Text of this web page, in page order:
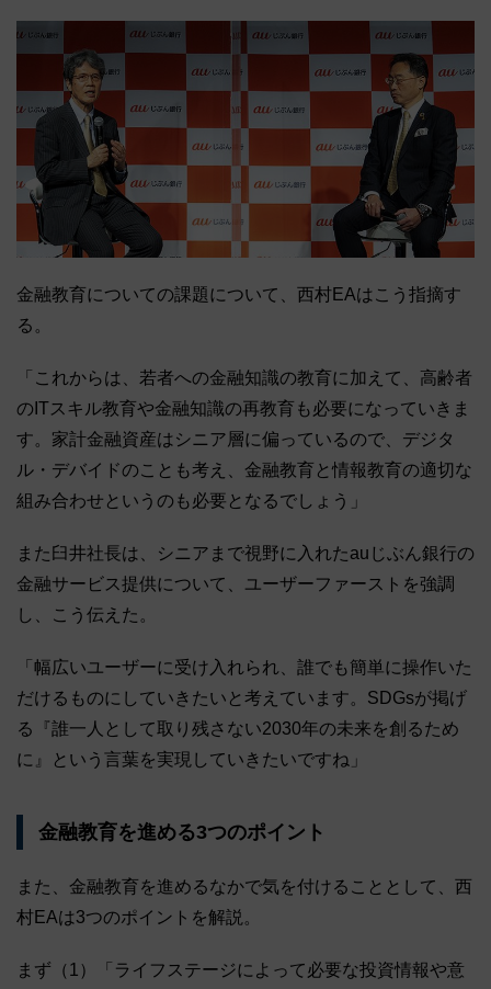
金融教育についての課題について、西村EAはこう指摘す
る。
「これからは、若者への金融知識の教育に加えて、高齢者
のITスキル教育や金融知識の再教育も必要になっていきま
す。家計金融資産はシニア層に偏っているので、デジタ
ル・デバイドのことも考え、金融教育と情報教育の適切な
組み合わせというのも必要となるでしょう」
また臼井社長は、シニアまで視野に入れたauじぶん銀行の
金融サービス提供について、ユーザーファーストを強調
し、こう伝えた。
「幅広いユーザーに受け入れられ、誰でも簡単に操作いた
だけるものにしていきたいと考えています。SDGsが掲げ
る『誰一人として取り残さない2030年の未来を創るため
に』という言葉を実現していきたいですね」
金融教育を進める3つのポイント
また、金融教育を進めるなかで気を付けることとして、西
村EAは3つのポイントを解説。
まず（1）「ライフステージによって必要な投資情報や意